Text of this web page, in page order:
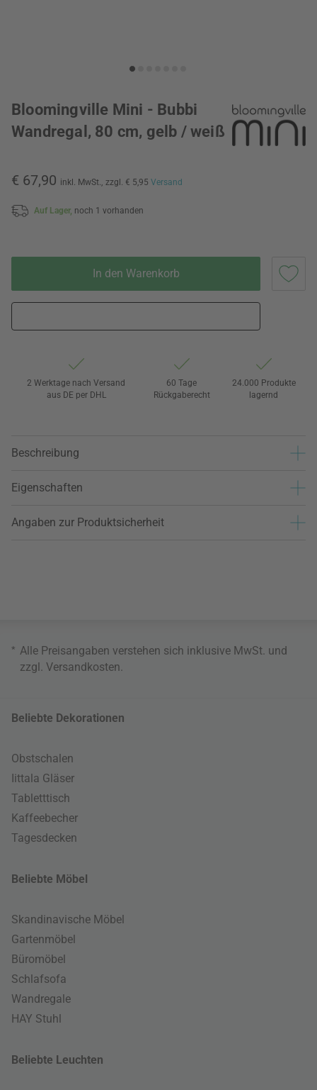
Bloomingville Mini - Bubbi
Wandregal, 80 cm, gelb / weiß
€ 67,90 inkl. MwSt., zzgl. € 5,95 Versand
Auf Lager, noch 1 vorhanden
In den Warenkorb
2 Werktage nach Versand
aus DE per DHL
60 Tage
Rückgaberecht
24.000 Produkte
lagernd
Beschreibung
Eigenschaften
Angaben zur Produktsicherheit
* Alle Preisangaben verstehen sich inklusive MwSt. und
zzgl. Versandkosten
Beliebte Dekorationen
Obstschalen
Iittala Gläser
Tabletttisch
Kaffeebecher
Tagesdecken
Beliebte Möbel
Skandinavische Möbel
Gartenmöbel
Büromöbel
Schlafsofa
Wandregale
HAY Stuhl
Beliebte Leuchten